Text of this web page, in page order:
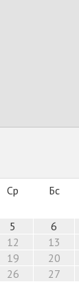
Ср Бс
5 6
12 13
19 20
26 27